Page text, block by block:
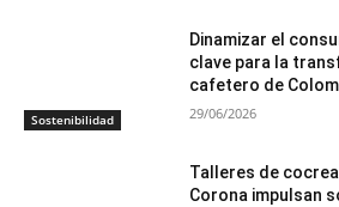
Sostenibilidad
Dinamizar el
clave para la
cafetero de
29/06/2026
Talleres de
Corona impulsan